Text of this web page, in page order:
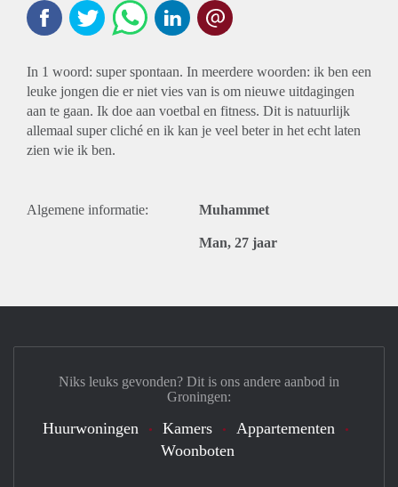
In 1 woord: super spontaan. In meerdere woorden: ik ben een
leuke jongen die er niet vies van is om nieuwe uitdagingen
aan te gaan. Ik doe aan voetbal en fitness. Dit is natuurlijk
allemaal super cliché en ik kan je veel beter in het echt laten
zien wie ik ben.
Algemene informatie: Muhammet
Man, 27 jaar
Niks leuks gevonden? Dit is ons andere aanbod in
Groningen:
Huurwoningen Kamers
Appartementen
Woonboten